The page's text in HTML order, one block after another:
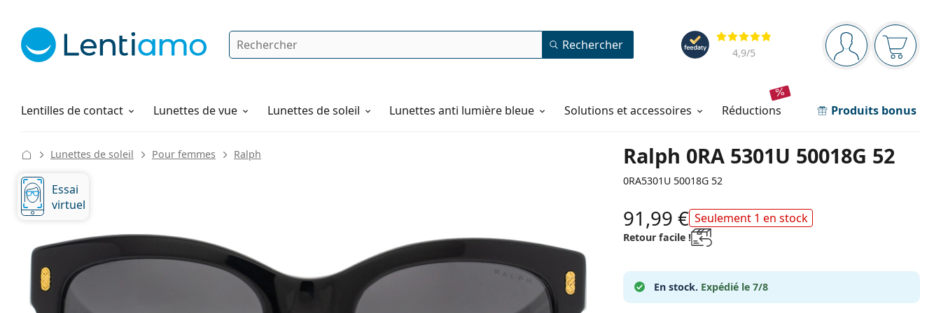
Barre de navigation
Vous êtesVotre
Évaluation
4,9/5
Rechercher Rechercher
Lentilles de contact
Produits d'entretien Lunettes de vue Lunettes de soleil Lunettes anti lumière bleue Solutions et accessoires réductions Produits bonus
Comment commander
Ralph 0RA 5301U 50018G 52
0RA5301U 50018G 52
Lunettes de soleil Pour femmes Ralph
Essai
virtuel
91,99 € Seulement 1 en stock
Retour facile !
En stock. Expédié le 7/8